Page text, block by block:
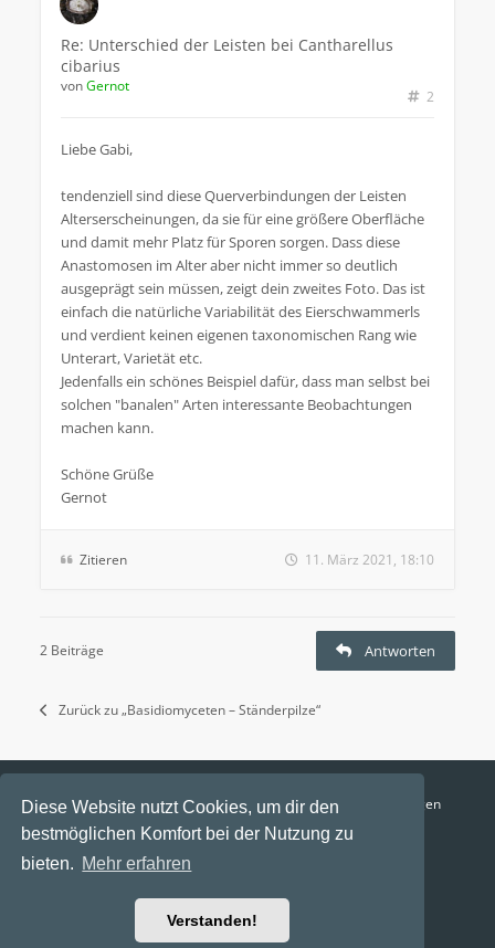
Diese Website nutzt Cookies, um dir den
bestmöglichen Komfort bei der Nutzung zu
bieten. Mehr erfahren
Verstanden!
Re: Unterschied der Leisten bei Cantharellus
cibarius
2
vonGernot
Liebe Gabi,
tendenziell sind diese Querverbindungen der Leisten
Alterserscheinungen, da sie für eine größere Oberfläche
und damit mehr Platz für Sporen sorgen. Dass diese
Anastomosen im Alter aber nicht immer so deutlich
ausgeprägt sein müssen, zeigt dein zweites Foto. Das ist
einfach die natürliche Variabilität des Eierschwammerls
und verdient keinen eigenen taxonomischen Rang wie
Unterart, Varietät etc.
Jedenfalls ein schönes Beispiel dafür, dass man selbst bei
solchen "banalen" Arten interessante Beobachtungen
machen kann.
Schöne Grüße
Gernot
Zitieren 11. März 2021, 18:10
2 Beiträge Antworten
Zurück zu „Basidiomyceten – Ständerpilze“
Funga Austria FAQ Datenschutz
Nutzungsbedingungen
Alle Zeiten sind UTC+02:00
Aktuelle Zeit: 9. August 2026, 16:36
Powered byphpBB® Forum Software © phpBB Limited
Ravaio Theme by